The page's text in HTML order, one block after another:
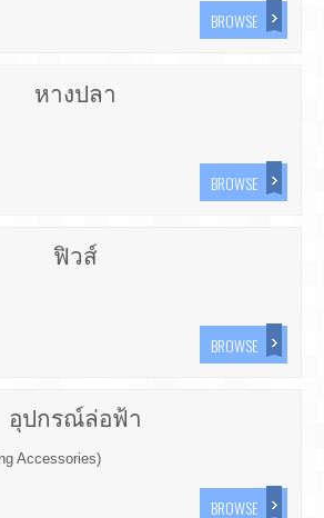
BROWSE
หางปลา
BROWSE
ฟิวส์
BROWSE
อุปกรณ์ล่อฟ้า
Accessories)
BROWSE